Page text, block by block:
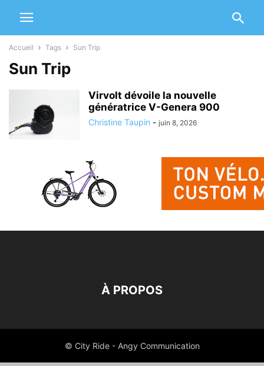
Accueil Tags Sun Trip
Sun Trip
Virvolt dévoile la nouvelle
génératrice V-Genera 900
Christine Taupin - juin 8, 2026
À PROPOS
© City Ride - Angy Communication